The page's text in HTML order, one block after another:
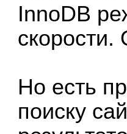
InnoDB
Но есть
поиску